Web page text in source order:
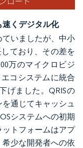
くデジタル化
ていましたが、中小
ており、その差を
万のマイクロビジ
コシステムに統合
げました。QRISの
通じてキャッシュ
システムへの初期
トフォームはアプ
少な開発者への依